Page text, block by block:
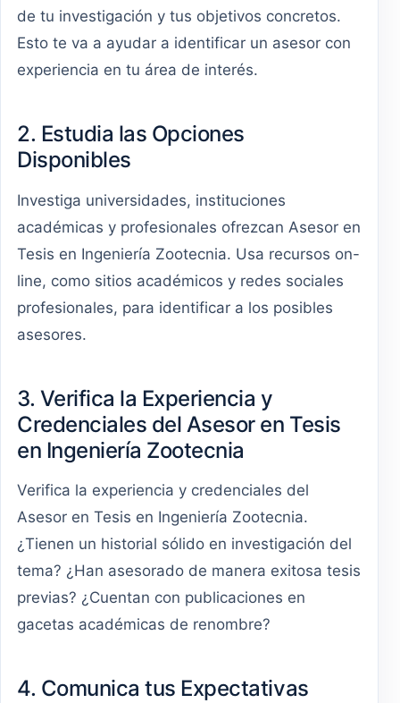
de tu investigación y tus objetivos concretos.
Esto te va a ayudar a identificar un asesor con
experiencia en tu área de interés.
2. Estudia las Opciones
Disponibles
Investiga universidades, instituciones
académicas y profesionales ofrezcan Asesor en
Tesis en Ingeniería Zootecnia. Usa recursos on-
line, como sitios académicos y redes sociales
profesionales, para identificar a los posibles
asesores.
3. Verifica la Experiencia y
Credenciales del Asesor en Tesis
en Ingeniería Zootecnia
Verifica la experiencia y credenciales del
Asesor en Tesis en Ingeniería Zootecnia.
¿Tienen un historial sólido en investigación del
tema? ¿Han asesorado de manera exitosa tesis
previas? ¿Cuentan con publicaciones en
gacetas académicas de renombre?
4. Comunica tus Expectativas